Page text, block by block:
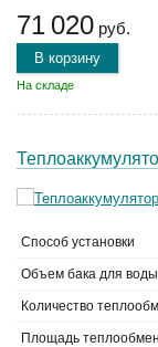
71 020 руб.
В корзину
На складе
Способ установки
Объем бака для воды
Количество
Площадь